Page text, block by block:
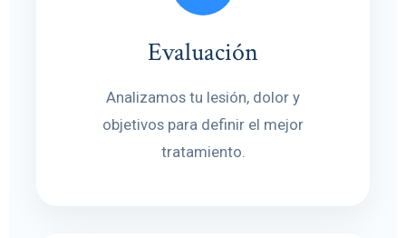
Evaluación
Analizamos tu lesión, dolor y
objetivos para definir el mejor
tratamiento.